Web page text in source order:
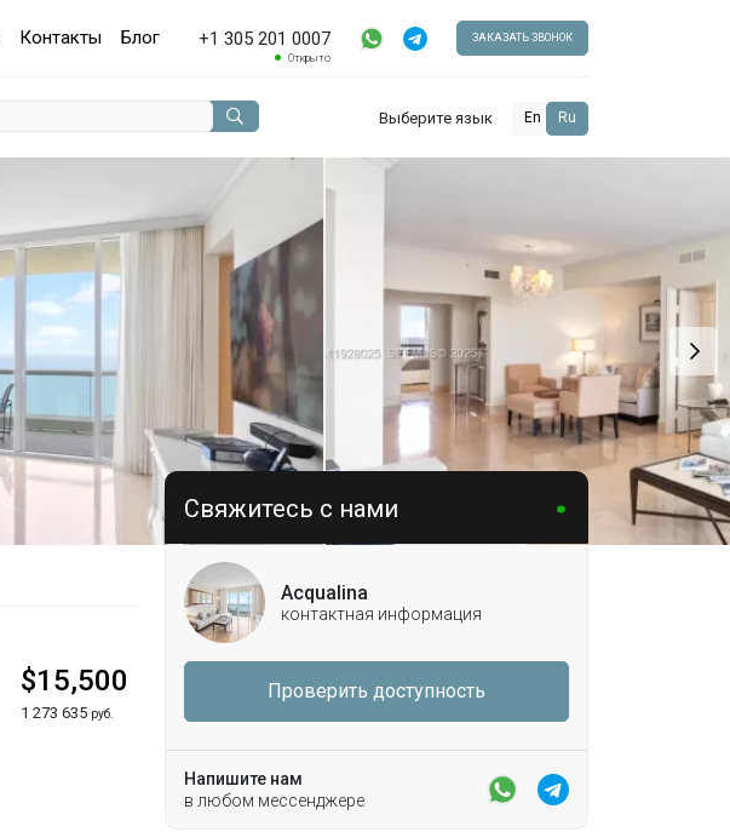
Контакты Блог +1 305 201 0007
Открыто
ЗАКАЗАТЬ ЗВОНОК
Выберите язык En Ru
$15,500
1 273 635 руб.
Свяжитесь с нами
Acqualina
контактная информация
Проверить доступность
Напишите нам
в любом мессенджере